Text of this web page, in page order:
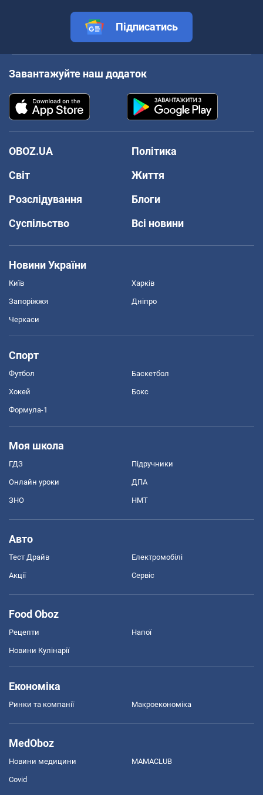
Підписатись
Завантажуйте наш додаток
OBOZ.UA
Політика
Світ
Життя
Розслідування
Блоги
Суспільство
Всі новини
Новини України
Київ Харків
Запоріжжя Дніпро
Черкаси
Спорт
Футбол Баскетбол
Хокей Бокс
Формула-1
Моя школа
ГДЗ Підручники
Онлайн уроки ДПА
ЗНО НМТ
Авто
Тест Драйв Електромобілі
Акції Сервіс
Food Oboz
Рецепти Напої
Новини Кулінарії
Економіка
Ринки та компанії Макроекономіка
MedOboz
Новини медицини MAMACLUB
Covid